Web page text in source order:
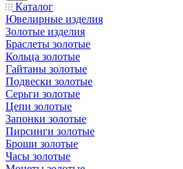
Каталог
Ювелирные изделия
Золотые изделия
Браслеты золотые
Кольца золотые
Гайтаны золотые
Подвески золотые
Серьги золотые
Цепи золотые
Запонки золотые
Пирсинги золотые
Броши золотые
Часы золотые